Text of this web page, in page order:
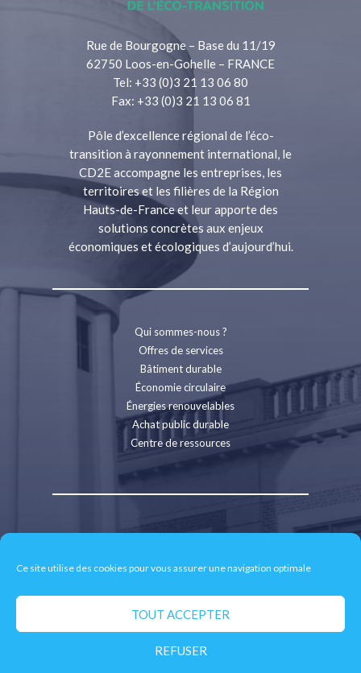
Ce site utilise des cookies pour vous assurer une navigation optimale
TOUT ACCEPTER
REFUSER
Rue de Bourgogne – Base du 11/19
62750 Loos-en-Gohelle – FRANCE
Tel: +33 (0)3 21 13 06 80
Fax: +33 (0)3 21 13 06 81
Pôle d’excellence régional de l’éco-
transition à rayonnement international, le
CD2E accompagne les entreprises, les
territoires et les filières de la Région
Hauts-de-France et leur apporte des
solutions concrètes aux enjeux
économiques et écologiques d’aujourd’hui.
Qui sommes-nous ?
Offres de services
Bâtiment durable
Économie circulaire
Énergies renouvelables
Achat public durable
Centre de ressources
Contact
Espace presse
Politique de confidentialité
Retrait des données personnelles
© 2026 CD2E - Site réalisé par